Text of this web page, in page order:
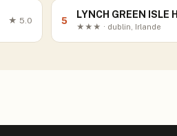
★ 5.0 5
LYNCH GREEN ISLE
★★★ · dublin, Irlande